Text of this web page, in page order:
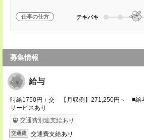
仕事の仕方 テキパキ
募集情報
給与
時給1750円＋交 【月収例】271,250円～ ■給
サービスあり
交通費別途支給あり
交通費 交通費支給あり